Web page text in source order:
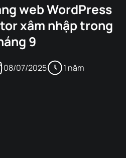
web WordPress
xâm nhập trong
9
08/07/2025 1 năm